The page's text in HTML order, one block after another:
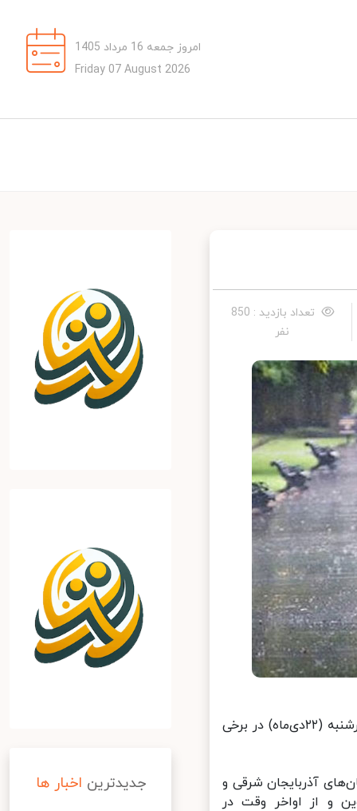
امروز جمعه 16 مرداد 1405
Friday 07 August 2026
تعداد بازدید : 850
نفر
صادق ضیاییان اظهار کرد:بر اساس خروجی مدل‌های هواشناسی‌ تا ظهر چهارشنبه (۲۲دی‌ماه) در برخی
استان‌های آذربایجان شرقی و
و از اواخر وقت در
جدیدترین اخبار ها